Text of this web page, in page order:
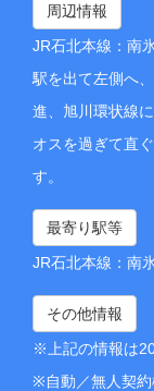
周辺情報
JR石北本線：南
駅を出て左側へ
進、旭川環状線
オスを過ぎて直
す。
最寄り駅等
JR石北本線：南
その他情報
※上記の情報は
※自動／無人契約